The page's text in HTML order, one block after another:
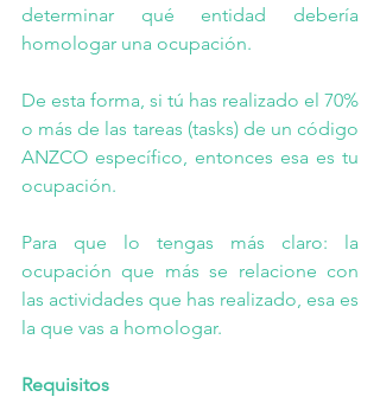
determinar qué entidad debería
homologar una ocupación.
De esta forma, si tú has realizado el 70%
o más de las tareas (tasks) de un código
ANZCO específico, entonces esa es tu
ocupación.
Para que lo tengas más claro: la
ocupación que más se relacione con
las actividades que has realizado, esa es
la que vas a homologar.
Requisitos